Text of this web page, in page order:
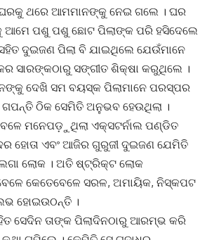
ଥରେ ଆମମାନଙ୍କୁ ନେଇ ଗଲେ । ଘର
ପଶୁ ପଶୁ ଛୋଟ ପିଲାଙ୍କ ପରି ହସିଦେଲେ
ଦୁଇଜଣ ପିଲା ବି ଯାଇଥିଲେ ଯେଉଁମାନେ
ସାରଙ୍କଠାରୁ ସଙ୍ଗୀତ ଶିକ୍ଷା କରୁଥିଲେ ।
ଦେଖି ସମ ବୟସ୍କ ପିଲାମାନେ ପରସ୍ପର
ଠିକ ସେମିତି ଅନୁଭବ ହେଉଥିଲା ।
ମନେପଡ଼ୁଥିଲା ଏକ୍ସଟର୍ନାଲ ପଣ୍ଡିତ
ହୋତା ଏବଂ ଆଜିର ଗୁରୁଜୀ ଦୁଇଜଣ ଯେମିତି
ଲୋକ । ଅତି ଷ୍ଟ୍ରିକ୍ଟ ଲୋକ
କେତେବେଳେ ସରଳ, ଅମାୟିକ, ନିସ୍କପଟ
ହୋଇଉଠନ୍ତି ।
ସେଦିନ ତାଙ୍କ ପିଲାଦିନଠାରୁ ଆରମ୍ଭ କରି